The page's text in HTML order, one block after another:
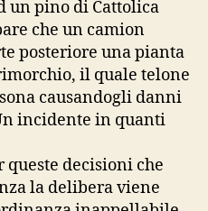
un pino di Cattolica
che un camion
posteriore una pianta
il quale telone
causandogli danni
incidente in quanti
queste decisioni che
la delibera viene